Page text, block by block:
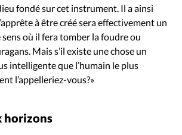
fondé sur cet instrument. Il a ainsi
à être créé sera effectivement un
où il fera tomber la foudre ou
Mais s’il existe une chose un
intelligente que l’humain le plus
l’appelleriez-vous?»
horizons